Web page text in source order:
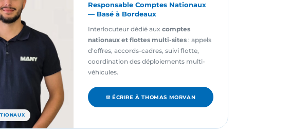
Responsable Comptes Nationaux
— Basé à Bordeaux
Interlocuteur dédié aux comptes
nationaux et flottes multi-sites : appels
d'offres, accords-cadres, suivi flotte,
coordination des déploiements multi-
véhicules.
✉ ÉCRIRE À THOMAS MORVAN